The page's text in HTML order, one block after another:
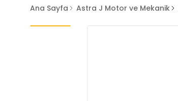
Ana Sayfa Astra J Motor ve Mekanik